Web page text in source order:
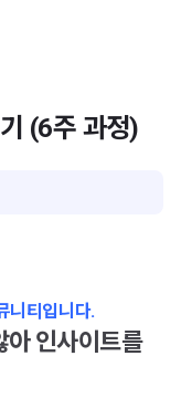
(6주 과정)
니티입니다.
아 인사이트를